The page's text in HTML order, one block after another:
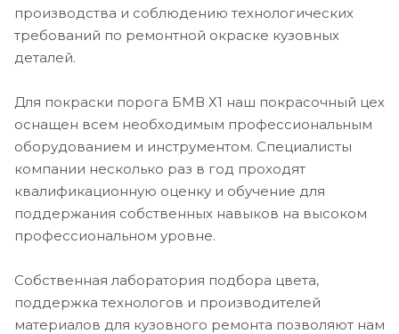
производства и соблюдению технологических
требований по ремонтной окраске кузовных
деталей.
Для покраски порога БМВ Х1 наш покрасочный цех
оснащен всем необходимым профессиональным
оборудованием и инструментом. Специалисты
компании несколько раз в год проходят
квалификационную оценку и обучение для
поддержания собственных навыков на высоком
профессиональном уровне.
Собственная лаборатория подбора цвета,
поддержка технологов и производителей
материалов для кузовного ремонта позволяют нам